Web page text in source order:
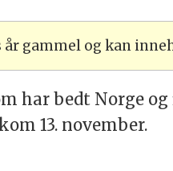
år gammel og kan
har bedt Norge
13. november.